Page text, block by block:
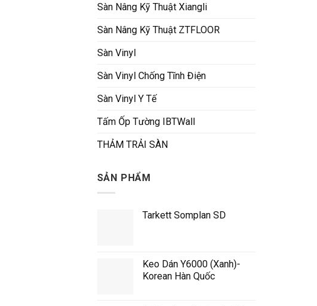
Sàn Nâng Kỹ Thuật Xiangli
Sàn Nâng Kỹ Thuật ZTFLOOR
Sàn Vinyl
Sàn Vinyl Chống Tĩnh Điện
Sàn Vinyl Y Tế
Tấm Ốp Tường IBTWall
THẢM TRẢI SÀN
SẢN PHẨM
Tarkett Somplan SD
Keo Dán Y6000 (Xanh)-
Korean Hàn Quốc